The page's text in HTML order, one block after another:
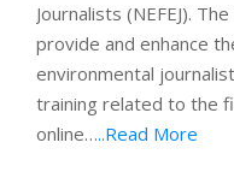
Journalists (NEFEJ).
provide and enhance
environmental
training related to the
online…..Read More